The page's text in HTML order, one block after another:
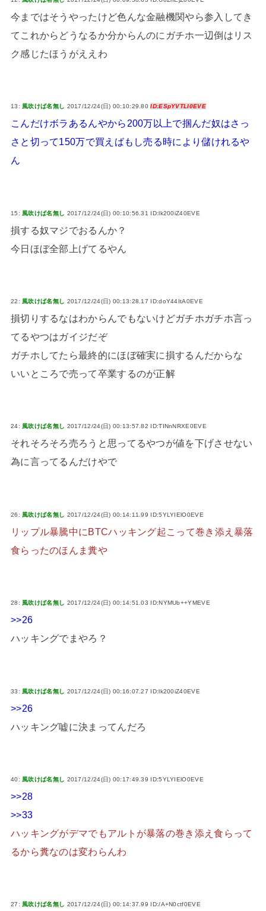
今まではそうやったけど色んな金融機関やら参入してき
てこれからどうなるか分からんのにガチホ一辺倒はリス
ク感じたほうがええわ
13:風吹けば名無し 2017/12/24(日) 00:10:29.80ID:ESpYVTLI0EVE
こんだけボラあるんやから200万以上で掴んだ奴はさっ
さと切って150万で買えばもし売る時により儲けれるや
ん
15: 風吹けば名無し 2017/12/24(日) 00:10:56.31 ID:lk200iZ40EVE
損する奴マジでおるんか？
今日ほぼ全部上げてるやん
22: 風吹けば名無し 2017/12/24(日) 00:13:28.17 ID:doY44ItA0EVE
損切りするなはわからんでもないけどガチホガチホ言っ
てるやつはガイジだぞ
ガチホしてたら最終的にほぼ確実に損するんだからな
いいところで売って卒業するのが正解
24:風吹けば名無し 2017/12/24(日) 00:13:57.82 ID:TINnNRXE0EVE
それそろそろ売ろうと思ってるやつが値を下げさせない
為に言ってるんだけやで
26: 風吹けば名無し 2017/12/24(日) 00:14:11.99 ID:5YLYIElO0EVE
リップル暴騰中にBTCハッキング起こって巻き添え暴落
食らったのほんま糞や
28: 風吹けば名無し 2017/12/24(日) 00:14:51.03 ID:NYMUb++YMEVE
>>26
ハッキングでまやろ？
33: 風吹けば名無し 2017/12/24(日) 00:16:07.27 ID:lk200iZ40EVE
>>26
ハッキング嘘に決まってんだろ
40: 風吹けば名無し 2017/12/24(日) 00:17:49.39 ID:5YLYIElO0EVE
>>28
>>33
ハッキングがデマでもアルトが暴落の巻き添え食らって
るから糞なのは変わらんわ
27:風吹けば名無し 2017/12/24(日) 00:14:37.99 ID:/A+N0ctf0EVE